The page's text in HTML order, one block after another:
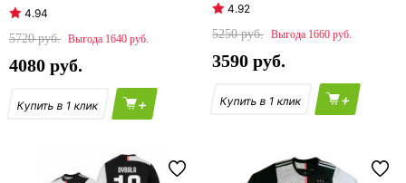
4.94
5720
1640
4080
+
4.92
5250
1660
3590
+